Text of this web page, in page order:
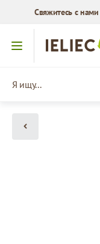
Свяжитесь с
Перейти к содержимому